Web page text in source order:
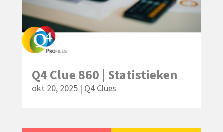
Q4 Clue 860 | Statistieken
okt 20, 2025| Q4 Clues